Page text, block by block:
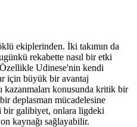
ekiplerinden. İki takımın da
rekabette nasıl bir etki
Udinese'nin kendi
için büyük bir avantaj
kazanmaları konusunda kritik bir
deplasman mücadelesine
bir galibiyet, onlara ligdeki
kaynağı sağlayabilir.